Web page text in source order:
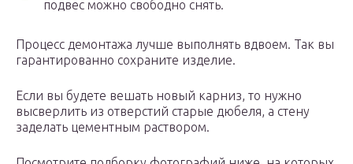
подвес можно свободно снять.
Процесс демонтажа лучше выполнять вдвоем. Так вы
гарантированно сохраните изделие.
Если вы будете вешать новый карниз, то нужно
высверлить из отверстий старые дюбеля, а стену
заделать цементным раствором.